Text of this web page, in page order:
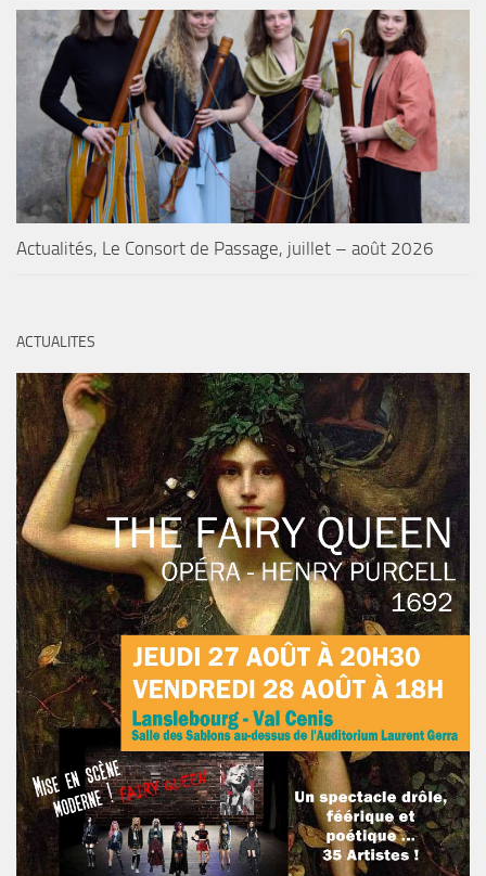
Actualités, Le Consort de Passage, juillet – août 2026
ACTUALITES